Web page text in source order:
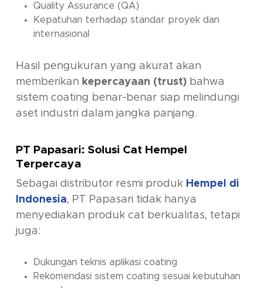
Quality Assurance (QA)
Kepatuhan terhadap standar proyek dan
internasional
Hasil pengukuran yang akurat akan
memberikan kepercayaan (trust)bahwa
sistem coating benar-benar siap melindungi
aset industri dalam jangka panjang.
PT Papasari: Solusi Cat Hempel
Terpercaya
Sebagai distributor resmi produk Hempel di
Indonesia, PT Papasari tidak hanya
menyediakan produk cat berkualitas, tetapi
juga:
Dukungan teknis aplikasi coating
Rekomendasi sistem coating sesuai kebutuhan